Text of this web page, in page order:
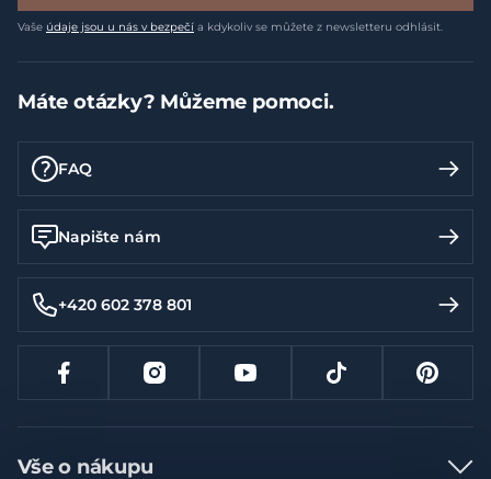
Vaše údaje jsou u nás v bezpečí a kdykoliv se můžete z newsletteru odhlásit.
Máte otázky? Můžeme pomoci.
FAQ
Napište nám
+420 602 378 801
Vše o nákupu